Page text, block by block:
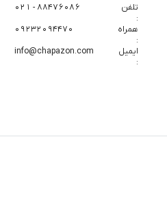
تلفن
:
88476086 - 021
همراه
:
09232094470
ایمیل
:
info@chapazon.com